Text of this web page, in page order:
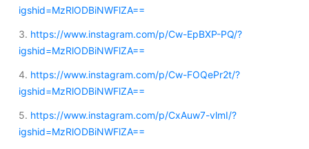
igshid=MzRlODBiNWFlZA==
3. https://www.instagram.com/p/Cw-EpBXP-PQ/?
igshid=MzRlODBiNWFlZA==
4. https://www.instagram.com/p/Cw-FOQePr2t/?
igshid=MzRlODBiNWFlZA==
5. https://www.instagram.com/p/CxAuw7-vlmI/?
igshid=MzRlODBiNWFlZA==